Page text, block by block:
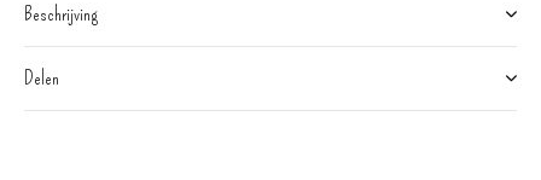
Beschrijving
Delen